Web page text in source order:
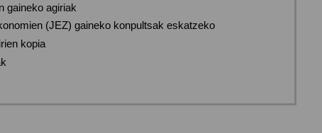
gaineko agiriak
(JEZ) gaineko konpultsak eskatzeko
kopia